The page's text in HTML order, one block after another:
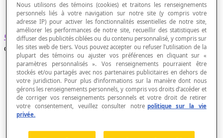
Quadrilatèredont tous les angles sont droits et
dont tous les côtés sont isométriques.
Nous utilisons des témoins (cookies) et traitons les renseignements
personnels liés à votre navigation sur notre site (y compris votre
adresse IP) pour activer les fonctionnalités essentielles de notre site,
améliorer les performances de notre site, recueillir des statistiques et
diffuser des publicités ciblées ou du contenu personnalisé, y compris sur
les sites web de tiers. Vous pouvez accepter ou refuser l’utilisation de la
plupart des témoins ou ajuster vos préférences en cliquant sur «
paramètres personnalisés ». Vos renseignements pourraient être
stockés et/ou partagés avec nos partenaires publicitaires en dehors de
votre juridiction. Pour plus d’informations sur la manière dont nous
gérons les renseignements personnels, y compris vos droits d’accéder et
de corriger vos renseignements personnels et votre droit de retirer
votre consentement, veuillez consulter notre politique sur la vie
privée.